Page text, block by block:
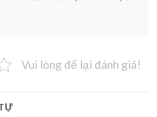
Vui lòng để lại đánh giá!